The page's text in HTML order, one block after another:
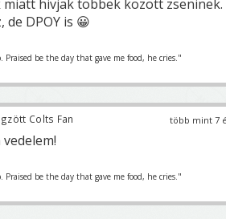
hivjak tobbek kozott zseninek.
DPOY is 😀
be the day that gave me food, he cries."
több mint 7
Colts Fan
be the day that gave me food, he cries."